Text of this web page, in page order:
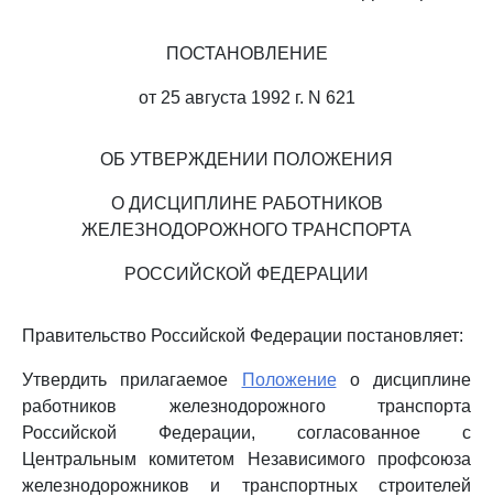
ПОСТАНОВЛЕНИЕ
от 25 августа 1992 г. N 621
ОБ УТВЕРЖДЕНИИ ПОЛОЖЕНИЯ
О ДИСЦИПЛИНЕ РАБОТНИКОВ
ЖЕЛЕЗНОДОРОЖНОГО ТРАНСПОРТА
РОССИЙСКОЙ ФЕДЕРАЦИИ
Правительство Российской Федерации постановляет:
Утвердить прилагаемое Положениео дисциплине
работников железнодорожного транспорта
Российской Федерации, согласованное с
Центральным комитетом Независимого профсоюза
железнодорожников и транспортных строителей